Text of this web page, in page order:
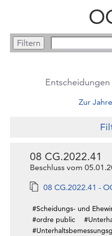
Entscheidungen
Zur
08 CG.2022.41
Beschluss vom
08 CG.2022.41 -
#Scheidungs- und
#ordre public